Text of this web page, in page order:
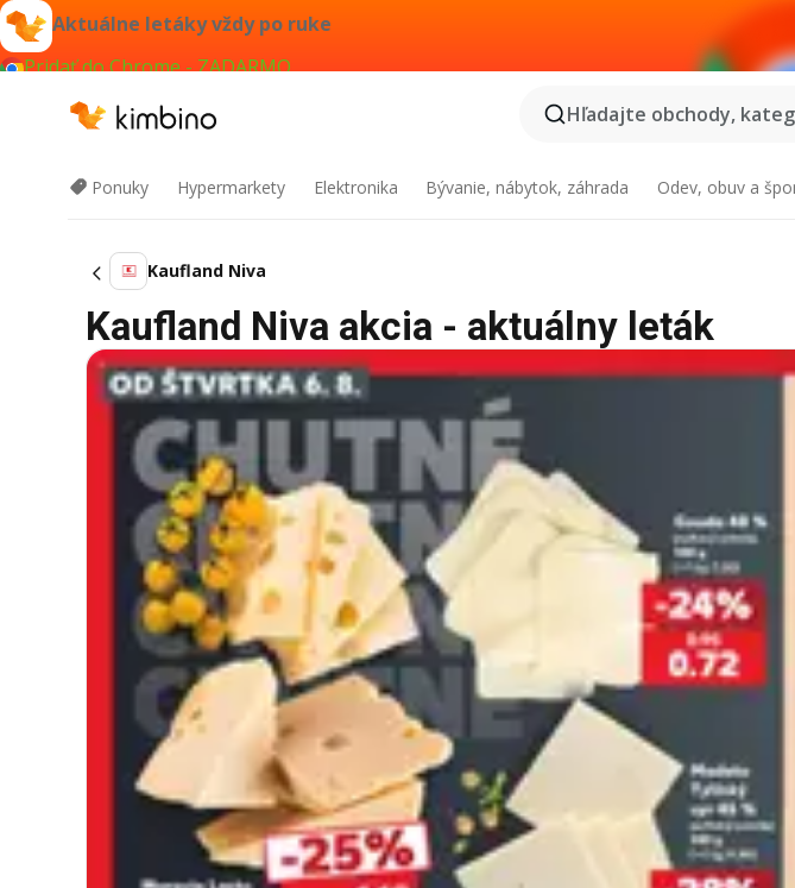
Aktuálne letáky vždy po ruke
Pridať do Chrome - ZADARMO
Hľadajte obchody,
Ponuky Hypermarkety Elektronika Bývanie, nábytok, záhrada Odev, obuv a
Kaufland Niva
Kaufland Niva akcia - aktuálny leták